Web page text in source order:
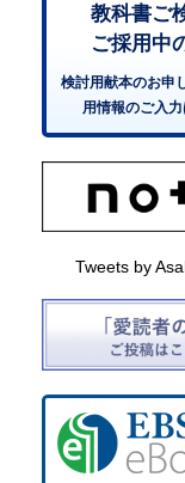
教科書ご
ご採用中
検討用献本のお申
用情報のご入
Tweets by